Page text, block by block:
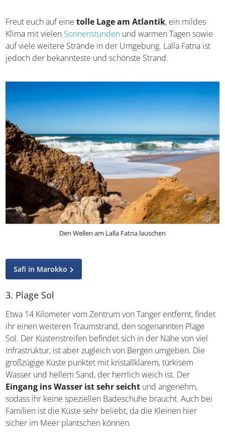
Freut euch auf einetolle Lage am Atlantik, ein mildes
Klima mit vielen Sonnenstunden und warmen Tagen sowie
auf viele weitere Strände in der Umgebung. Lalla Fatna ist
jedoch der bekannteste und schönste Strand.
Den Wellen am Lalla Fatna lauschen
Safi in Marokko
3. Plage Sol
Etwa 14 Kilometer vom Zentrum von Tanger entfernt, findet
ihr einen weiteren Traumstrand, den sogenannten Plage
Sol. Der Küstenstreifen befindet sich in der Nähe von viel
Infrastruktur, ist aber zugleich von Bergen umgeben. Die
großzügige Küste punktet mit kristallklarem, türkisem
Wasser und hellem Sand, der herrlich weich ist. Der
Eingang ins Wasser ist sehr seicht und angenehm,
sodass ihr keine speziellen Badeschuhe braucht. Auch bei
Familien ist die Küste sehr beliebt, da die Kleinen hier
sicher im Meer plantschen können.